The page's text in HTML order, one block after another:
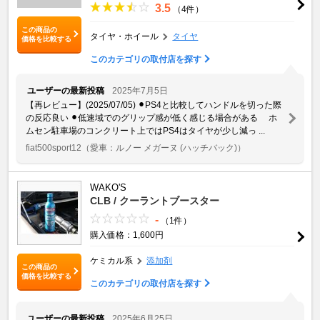
この商品の
価格を比較する
3.5 （4件）
タイヤ・ホイール タイヤ
このカテゴリの取付店を探す
ユーザーの最新投稿
2025年7月5日
【再レビュー】(2025/07/05) ⚫︎PS4と比較してハンドルを切った際
の反応良い ⚫︎低速域でのグリップ感が低く感じる場合がある ホ
ムセン駐車場のコンクリート上ではPS4はタイヤが少し減っ ...
fiat500sport12 （愛車：ルノー メガーヌ (ハッチバック)）
この商品の
価格を比較する
WAKO'S
CLB / クーラントブースター
-
（1件）
購入価格：1,600円
ケミカル系 添加剤
このカテゴリの取付店を探す